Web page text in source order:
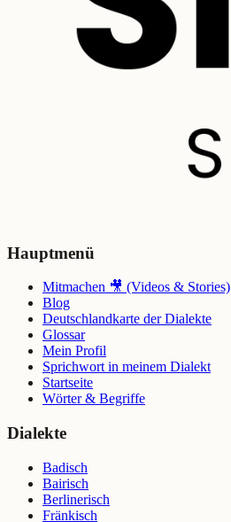
Hauptmenü
Mitmachen 🎥 (Videos & Stories)
Blog
Deutschlandkarte der Dialekte
Glossar
Mein Profil
Sprichwort in meinem Dialekt
Startseite
Wörter & Begriffe
Dialekte
Badisch
Bairisch
Berlinerisch
Fränkisch